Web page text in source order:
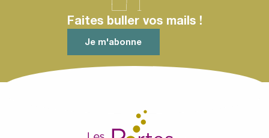
Faites buller vos mails !
Je m'abonne